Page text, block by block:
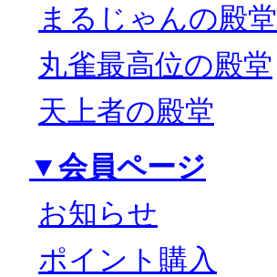
まるじゃんの殿堂
丸雀最高位の殿堂
天上者の殿堂
▼会員ページ
お知らせ
ポイント購入